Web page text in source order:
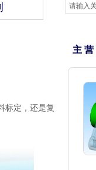
标定，还是复
主 营